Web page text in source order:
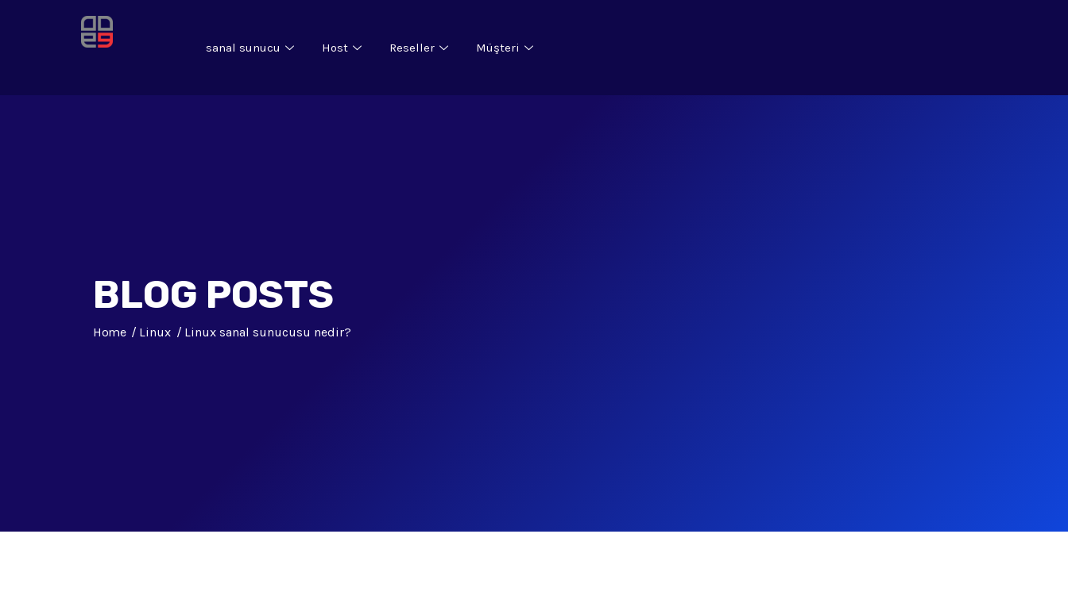
sanal sunucu Host Reseller Müşteri
BLOG POSTS
Home Linux Linux sanal sunucusu nedir?